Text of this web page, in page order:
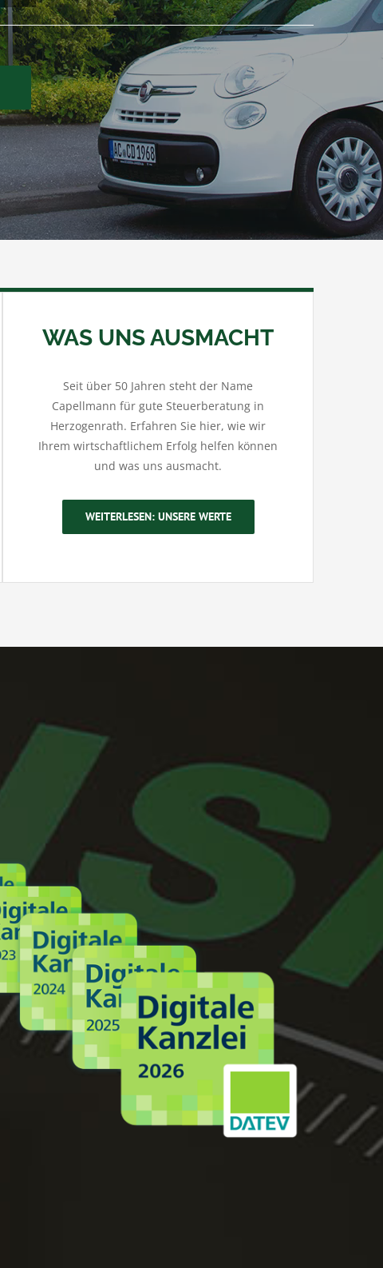
WAS UNS AUSMACHT
Seit über 50 Jahren steht der Name
Capellmann für gute Steuerberatung in
Herzogenrath. Erfahren Sie hier, wie wir
Ihrem wirtschaftlichem Erfolg helfen können
und was uns ausmacht.
WEITERLESEN: UNSERE WERTE